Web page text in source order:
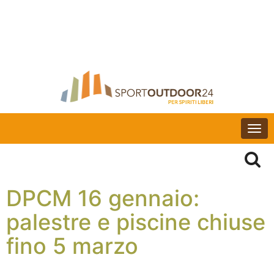
DPCM 16 gennaio:
palestre e piscine chiuse
fino 5 marzo